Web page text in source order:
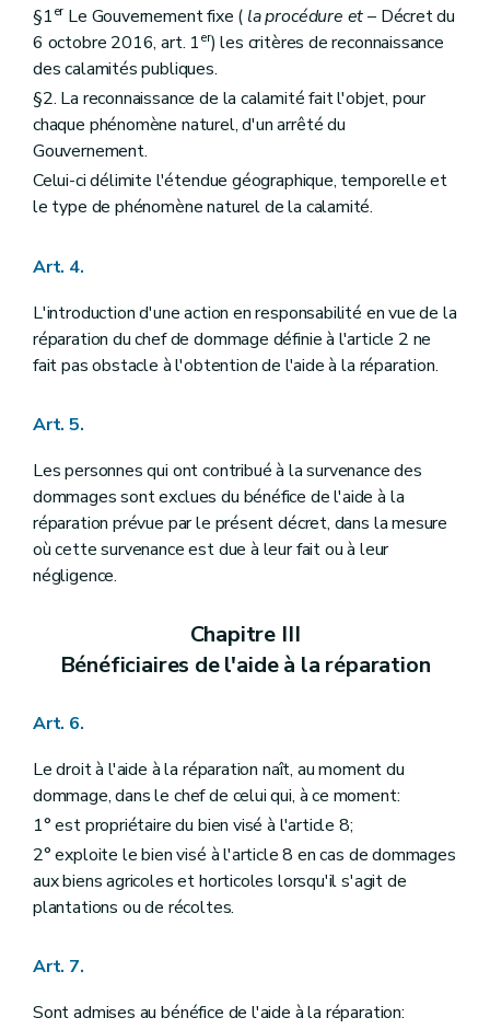
§1erLe Gouvernement fixe ( la procédure et– Décret du
6 octobre 2016, art. 1er) les critères de reconnaissance
des calamités publiques.
§2. La reconnaissance de la calamité fait l'objet, pour
chaque phénomène naturel, d'un arrêté du
Gouvernement.
Celui-ci délimite l'étendue géographique, temporelle et
le type de phénomène naturel de la calamité.
Art. 4.
L'introduction d'une action en responsabilité en vue de la
réparation du chef de dommage définie à l'article 2 ne
fait pas obstacle à l'obtention de l'aide à la réparation.
Art. 5.
Les personnes qui ont contribué à la survenance des
dommages sont exclues du bénéfice de l'aide à la
réparation prévue par le présent décret, dans la mesure
où cette survenance est due à leur fait ou à leur
négligence.
Chapitre III
Bénéficiaires de l'aide à la réparation
Art. 6.
Le droit à l'aide à la réparation naît, au moment du
dommage, dans le chef de celui qui, à ce moment:
1° est propriétaire du bien visé à l'article 8;
2° exploite le bien visé à l'article 8 en cas de dommages
aux biens agricoles et horticoles lorsqu'il s'agit de
plantations ou de récoltes.
Art. 7.
Sont admises au bénéfice de l'aide à la réparation: